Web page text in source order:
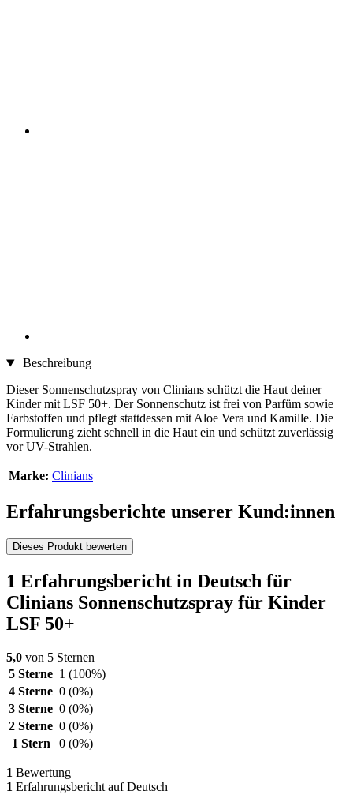
Beschreibung
Dieser Sonnenschutzspray von Clinians schützt die Haut deiner
Kinder mit LSF 50+. Der Sonnenschutz ist frei von Parfüm sowie
Farbstoffen und pflegt stattdessen mit Aloe Vera und Kamille. Die
Formulierung zieht schnell in die Haut ein und schützt zuverlässig
vor UV-Strahlen.
Marke: Clinians
Erfahrungsberichte unserer Kund:innen
Dieses Produkt bewerten
1 Erfahrungsbericht in Deutsch für
Clinians Sonnenschutzspray für Kinder
LSF 50+
5,0 von 5 Sternen
5 Sterne 1 (100%)
4 Sterne 0 (0%)
3 Sterne 0 (0%)
2 Sterne 0 (0%)
1 Stern
0 (0%)
1 Bewertung
1 Erfahrungsbericht auf Deutsch